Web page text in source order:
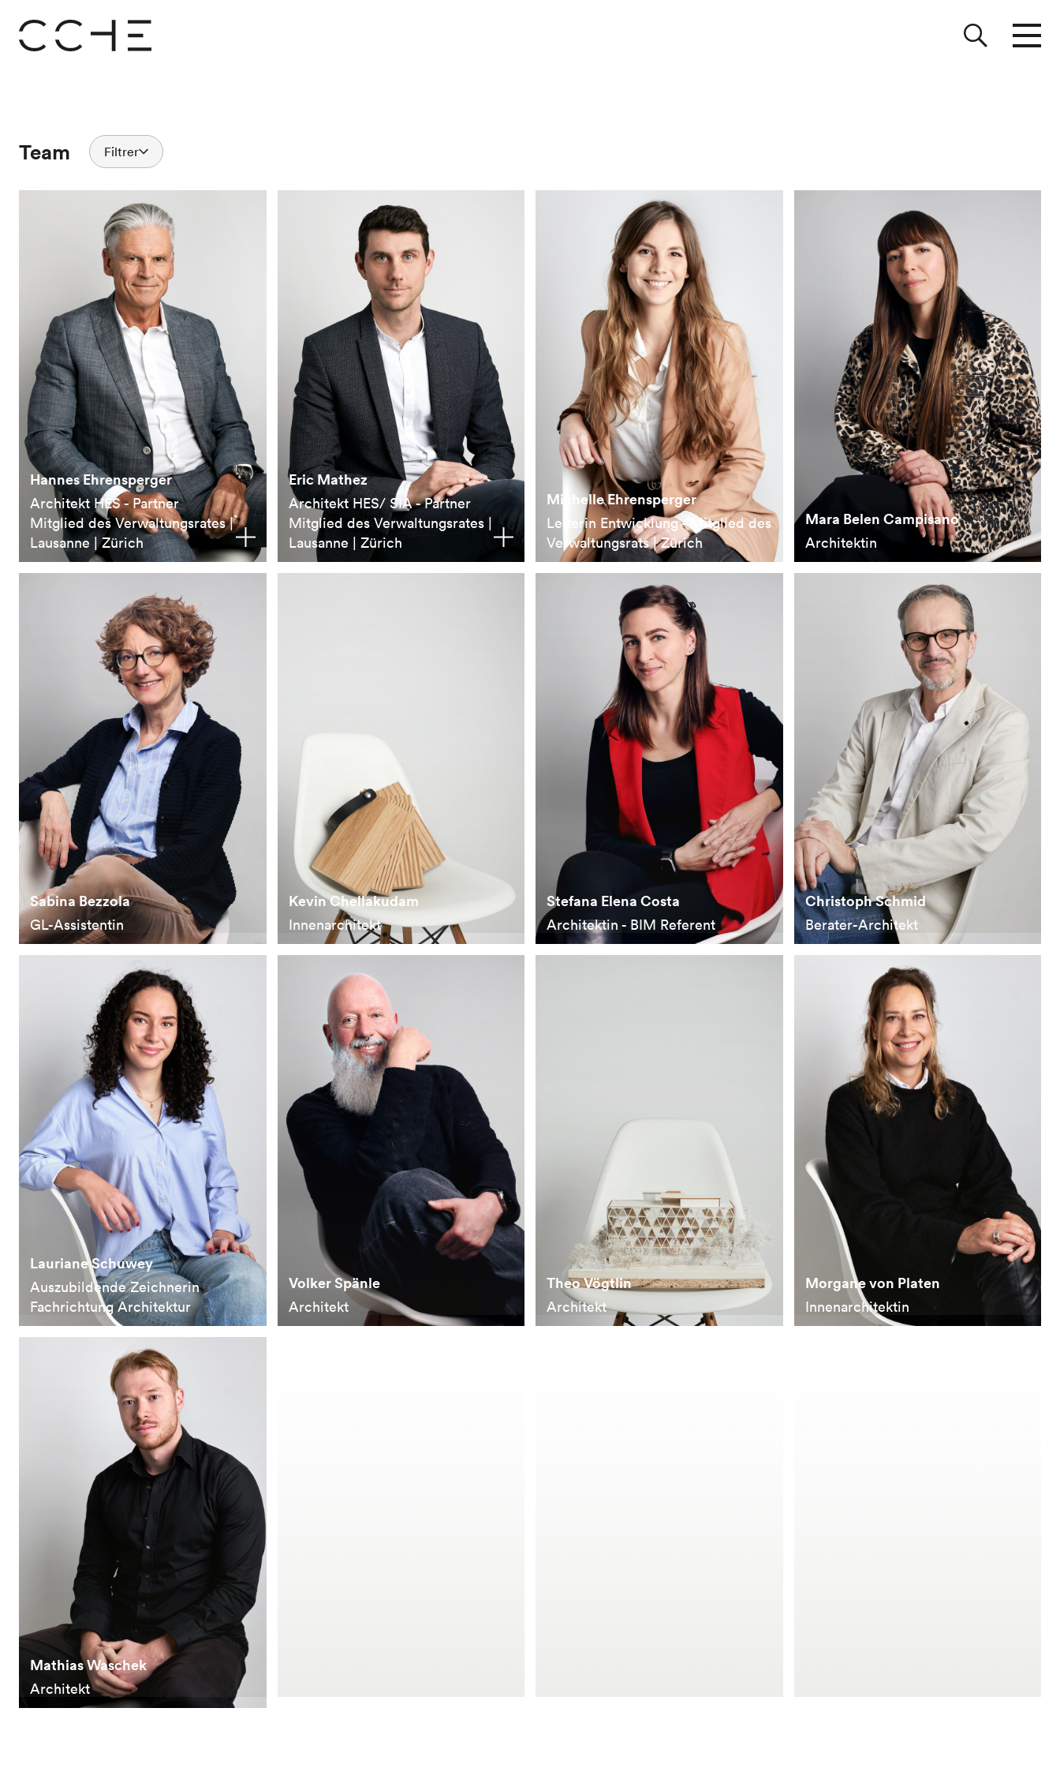
Team Filtrer
Hannes Ehrensperger
Architekt HES - Partner
Mitglied des Verwaltungsrates |
Lausanne | Zürich
Eric Mathez
Architekt HES/ SIA - Partner
Mitglied des Verwaltungsrates |
Lausanne | Zürich
Michelle Ehrensperger
Leiterin Entwicklung - Mitglied des
Verwaltungsrats | Zürich
Mara Belen Campisano
Architektin
Sabina Bezzola
GL-Assistentin
Kevin Chellakudam
Innenarchitekt
Stefana Elena Costa
Architektin - BIM Referent
Christoph Schmid
Berater-Architekt
Lauriane Schuwey
Auszubildende Zeichnerin
Fachrichtung Architektur
Volker Spänle
Architekt
Theo Vögtlin
Architekt
Morgane von Platen
Innenarchitektin
Mathias Waschek
Architekt